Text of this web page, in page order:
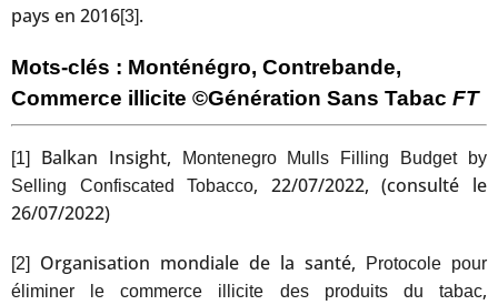
pays en 2016[3].
Mots-clés : Monténégro, Contrebande,
Commerce illicite ©Génération Sans Tabac FT
[1] Balkan Insight,
Montenegro Mulls Filling Budget by
Selling Confiscated Tobacco, 22/07/2022, (consulté le
26/07/2022)
[2] Organisation mondiale de la santé,
Protocole pour
éliminer le commerce illicite des produits du tabac,